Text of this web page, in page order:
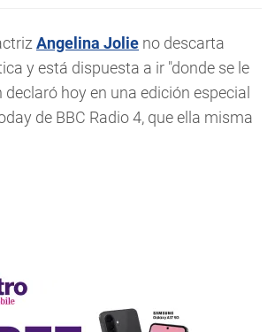
Angelina Jolie no descarta
y está dispuesta a ir "donde se le
declaró hoy en una edición especial
de BBC Radio 4, que ella misma